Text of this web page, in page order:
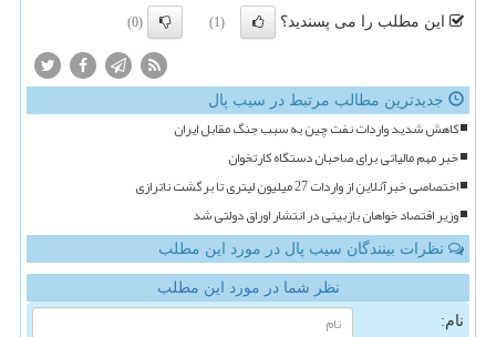
این مطلب را می پسندید؟ (1)
(0)
جدیدترین مطالب مرتبط در سیب پال
کاهش شدید واردات نفت چین به سبب جنگ مقابل ایران
خبر مهم مالیاتی برای صاحبان دستگاه کارتخوان
اختصاصی خبرآنلاین از واردات 27 میلیون لیتری تا برگشت ناترازی
وزیر اقتصاد خواهان بازبینی در انتشار اوراق دولتی شد
نظرات بینندگان سیب پال در مورد این مطلب
نظر شما در مورد این مطلب
نام: